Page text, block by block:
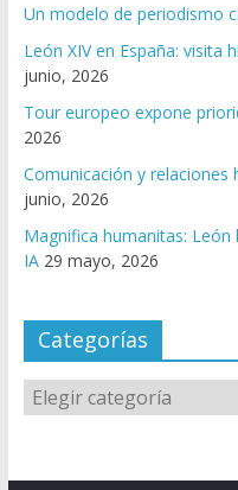
Un modelo de periodismo
León XIV en España: visita
junio, 2026
Tour europeo expone
2026
Comunicación y
junio, 2026
Magnifica humanitas: León
IA 29 mayo, 2026
Categorías